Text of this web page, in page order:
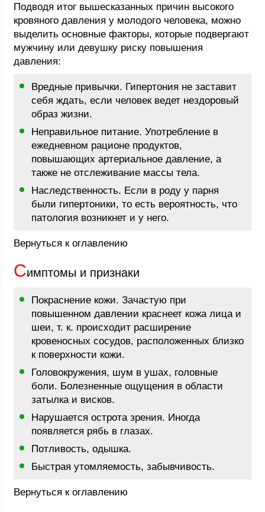
Подводя итог вышесказанных причин высокого
кровяного давления у молодого человека, можно
выделить основные факторы, которые подвергают
мужчину или девушку риску повышения
давления:
Вредные привычки. Гипертония не заставит
себя ждать, если человек ведет нездоровый
образ жизни.
Неправильное питание. Употребление в
ежедневном рационе продуктов,
повышающих артериальное давление, а
также не отслеживание массы тела.
Наследственность. Если в роду у парня
были гипертоники, то есть вероятность, что
патология возникнет и у него.
Вернуться к оглавлению
Симптомы и признаки
Покраснение кожи. Зачастую при
повышенном давлении краснеет кожа лица и
шеи, т. к. происходит расширение
кровеносных сосудов, расположенных близко
к поверхности кожи.
Головокружения, шум в ушах, головные
боли. Болезненные ощущения в области
затылка и висков.
Нарушается острота зрения. Иногда
появляется рябь в глазах.
Потливость, одышка.
Быстрая утомляемость, забывчивость.
Вернуться к оглавлению